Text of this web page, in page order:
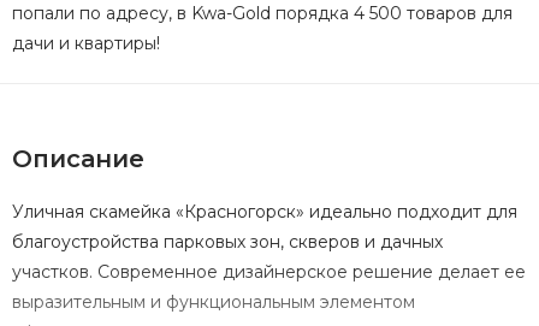
попали по адресу, в Kwa-Gold порядка 4 500 товаров для
дачи и квартиры!
Описание
Уличная скамейка «Красногорск» идеально подходит для
благоустройства парковых зон, скверов и дачных
участков. Современное дизайнерское решение делает ее
выразительным и функциональным элементом